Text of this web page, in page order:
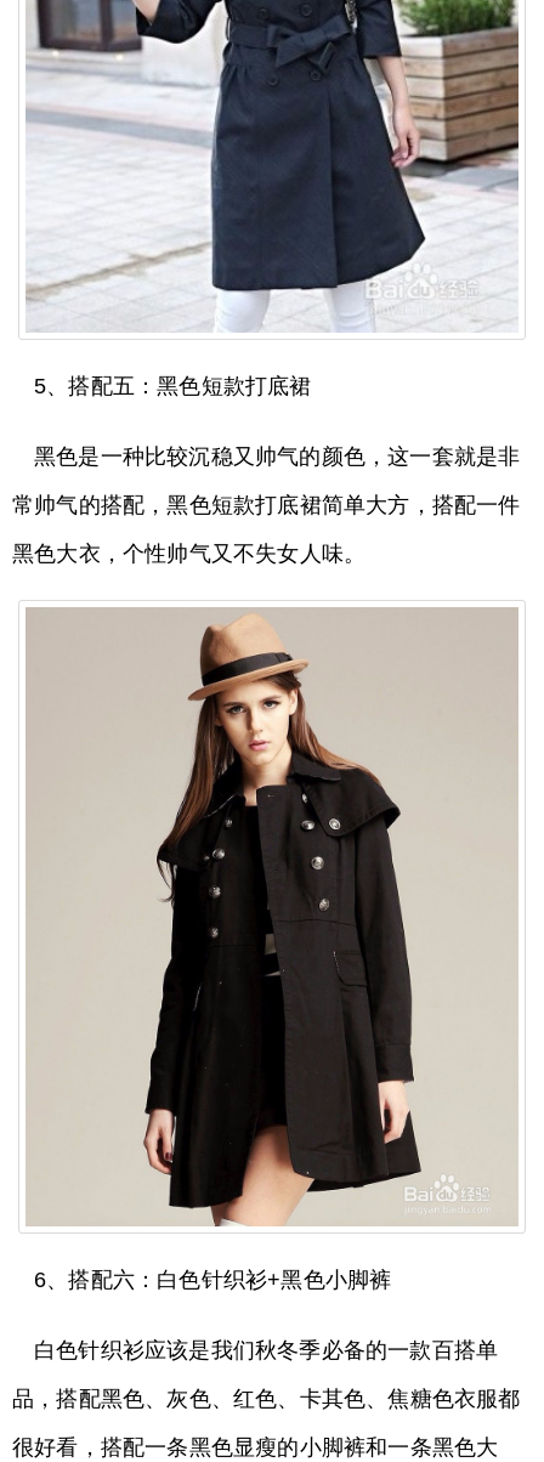
5、搭配五：黑色短款打底裙
黑色是一种比较沉稳又帅气的颜色，这一套就是非
常帅气的搭配，黑色短款打底裙简单大方，搭配一件
黑色大衣，个性帅气又不失女人味。
6、搭配六：白色针织衫+黑色小脚裤
白色针织衫应该是我们秋冬季必备的一款百搭单
品，搭配黑色、灰色、红色、卡其色、焦糖色衣服都
很好看，搭配一条黑色显瘦的小脚裤和一条黑色大